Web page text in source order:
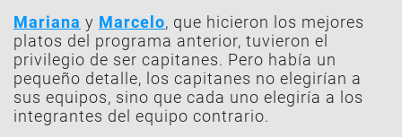
Mariana y Marcelo, que hicieron los mejores
platos del programa anterior, tuvieron el
privilegio de ser capitanes. Pero había un
pequeño detalle, los capitanes no elegirían a
sus equipos, sino que cada uno elegiría a los
integrantes del equipo contrario.